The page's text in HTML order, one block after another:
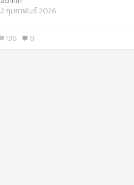
2 กุมภาพันธ์ 2026
136 0